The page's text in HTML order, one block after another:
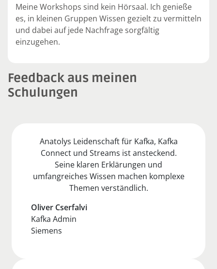
Meine Workshops sind kein Hörsaal. Ich genieße
es, in kleinen Gruppen Wissen gezielt zu vermitteln
und dabei auf jede Nachfrage sorgfältig
einzugehen.
Feedback aus meinen
Schulungen
Anatolys Leidenschaft für Kafka, Kafka
Connect und Streams ist ansteckend.
Seine klaren Erklärungen und
umfangreiches Wissen machen komplexe
Themen verständlich.
Oliver Cserfalvi
Kafka Admin
Siemens